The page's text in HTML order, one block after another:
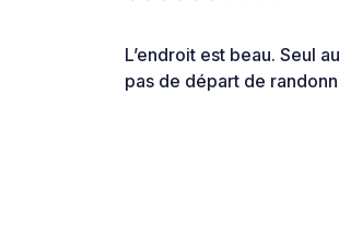
L’endroit est beau. Seul
pas de départ de